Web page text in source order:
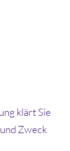
klärt Sie
Zweck